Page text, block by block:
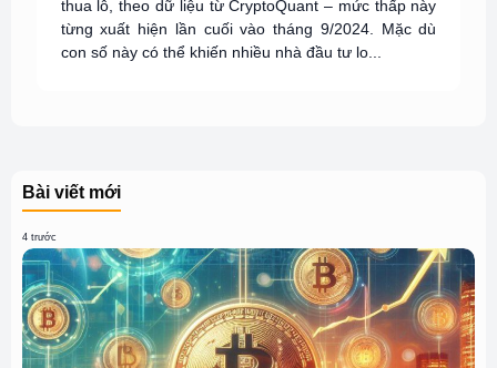
thua lỗ, theo dữ liệu từ CryptoQuant – mức thấp này
từng xuất hiện lần cuối vào tháng 9/2024. Mặc dù
con số này có thể khiến nhiều nhà đầu tư lo...
Bài viết mới
4 trước